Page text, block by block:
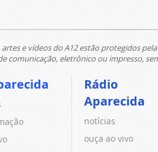
e vídeos do A12 estão protegidos
eletrônico ou impresso,
Rádio
Aparecida
notícias
ouça ao vivo